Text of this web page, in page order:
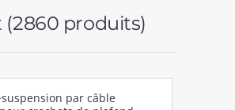
(2860 produits)